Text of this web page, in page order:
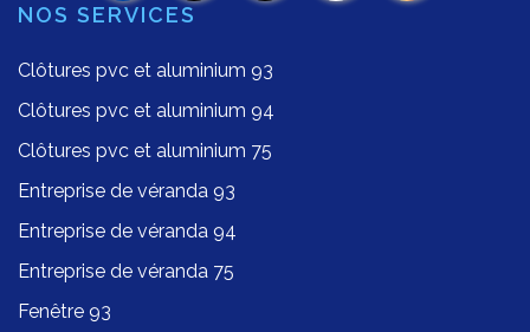
NOS SERVICES
Clôtures pvc et aluminium 93
Clôtures pvc et aluminium 94
Clôtures pvc et aluminium 75
Entreprise de véranda 93
Entreprise de véranda 94
Entreprise de véranda 75
Fenêtre 93